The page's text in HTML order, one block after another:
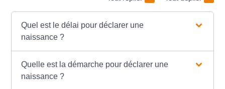
Quel est le délai pour déclarer une
naissance ?
Quelle est la démarche pour déclarer une
naissance ?